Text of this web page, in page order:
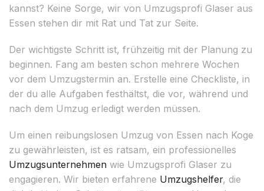
kannst? Keine Sorge, wir von Umzugsprofi Glaser aus
Essen stehen dir mit Rat und Tat zur Seite.
Der wichtigste Schritt ist, frühzeitig mit der Planung zu
beginnen. Fang am besten schon mehrere Wochen
vor dem Umzugstermin an. Erstelle eine Checkliste, in
der du alle Aufgaben festhältst, die vor, während und
nach dem Umzug erledigt werden müssen.
Um einen reibungslosen Umzug von Essen nach Koge
zu gewährleisten, ist es ratsam, ein professionelles
Umzugsunternehmen wie Umzugsprofi Glaser zu
engagieren. Wir bieten erfahrene Umzugshelfer, die